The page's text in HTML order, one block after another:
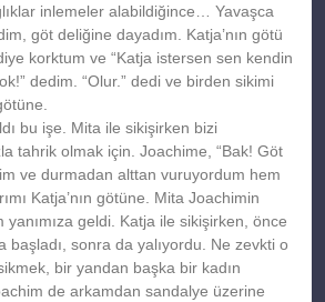
inlemeler alabildiğince… Yavaşca
göt deliğine dayadım. Katja’nın götü
korktum ve “Katja istersen sen kendin
dedim. “Olur.” dedi ve birden sikimi
bu işe. Mita ile sikişirken bizi
tahrik olmak için. Joachime, “Bak! Göt
ve durmadan alttan vuruyordum hem
Katja’nın götüne. Mita Joachimin
yanımıza geldi. Katja ile sikişirken, önce
başladı, sonra da yalıyordu. Ne zevkti o
bir yandan başka bir kadın
de arkamdan sandalye üzerine